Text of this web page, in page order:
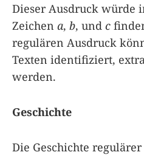
Dieser Ausdruck würde
Zeichen a, b, und c
regulären Ausdruck
Texten identifiziert,
werden.
Geschichte
Die Geschichte